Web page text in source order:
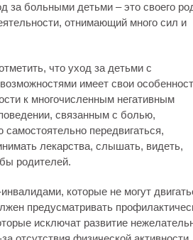
за больными детьми – это своего
отнимающий много сил и
что уход за детьми с
имеет свои
к многочисленным негативным
связанным с болью,
самостоятельно передвигаться,
лекарства, слышать, видеть,
родителей.
которые не могут
предусматривать
исключат развитие